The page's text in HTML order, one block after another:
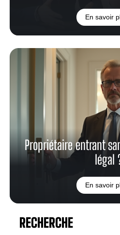
En savoir
Propriétaire entrant
légal
En savoir
RECHERCHE